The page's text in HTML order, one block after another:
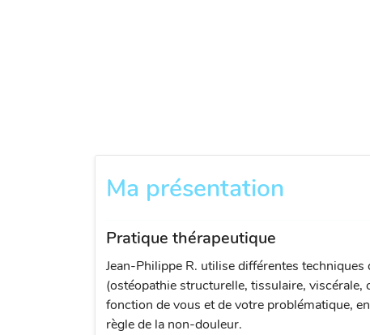
Ma présentation
Pratique thérapeutique
Jean-Philippe R. utilise différentes techniques
(ostéopathie structurelle, tissulaire, viscérale,
fonction de vous et de votre problématique,
règle de la non-douleur.